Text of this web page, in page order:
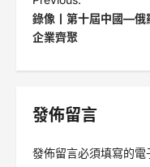
o
t
n
a
v
錄像丨第十屆中國—俄
企業齊聚
發佈留言
發佈留言必須填寫的電